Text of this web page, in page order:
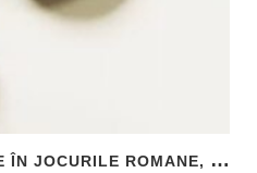
P
IESE DE JOC FOLOSITE ÎN JOCURILE ROMANE, DESCOPERITE LA HADRIANOPOLIS